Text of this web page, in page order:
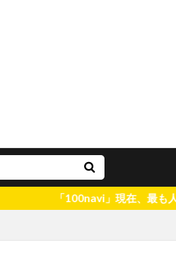
「100navi」現在、最も人気のある情